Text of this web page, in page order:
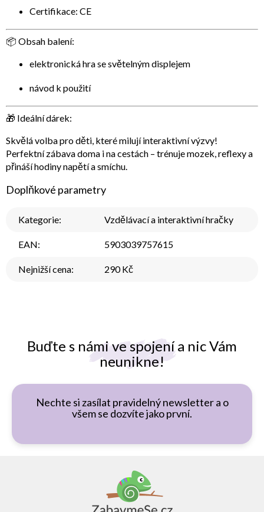
Buďte s námi ve spojení a nic Vám
neunikne!
Nechte si zasílat pravidelný newsletter a o
všem se dozvíte jako první.
Certifikace: CE
📦 Obsah balení:
elektronická hra se světelným displejem
návod k použití
🎁 Ideální dárek:
Skvělá volba pro děti, které milují interaktivní výzvy!
Perfektní zábava doma i na cestách – trénuje mozek, reflexy a
přináší hodiny napětí a smíchu.
Doplňkové parametry
Kategorie: Vzdělávací a interaktivní hračky
EAN: 5903039757615
Nejnižší cena: 290 Kč